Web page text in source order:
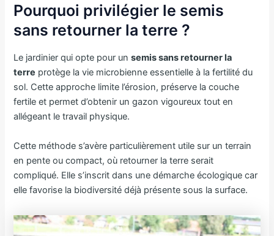
Pourquoi privilégier le semis
sans retourner la terre ?
Le jardinier qui opte pour unsemis sans retourner la
terre protège la vie microbienne essentielle à la fertilité du
sol. Cette approche limite l’érosion, préserve la couche
fertile et permet d’obtenir un gazon vigoureux tout en
allégeant le travail physique.
Cette méthode s’avère particulièrement utile sur un terrain
en pente ou compact, où retourner la terre serait
compliqué. Elle s’inscrit dans une démarche écologique car
elle favorise la biodiversité déjà présente sous la surface.